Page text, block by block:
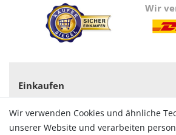
Wir
Einkaufen
Versandarten & -kosten
Widerrufsrecht
Wir verwenden Cookies und ähnliche
unserer Website und verarbeiten